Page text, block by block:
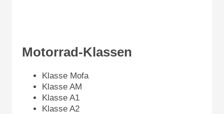
Motorrad-Klassen
Klasse Mofa
Klasse AM
Klasse A1
Klasse A2